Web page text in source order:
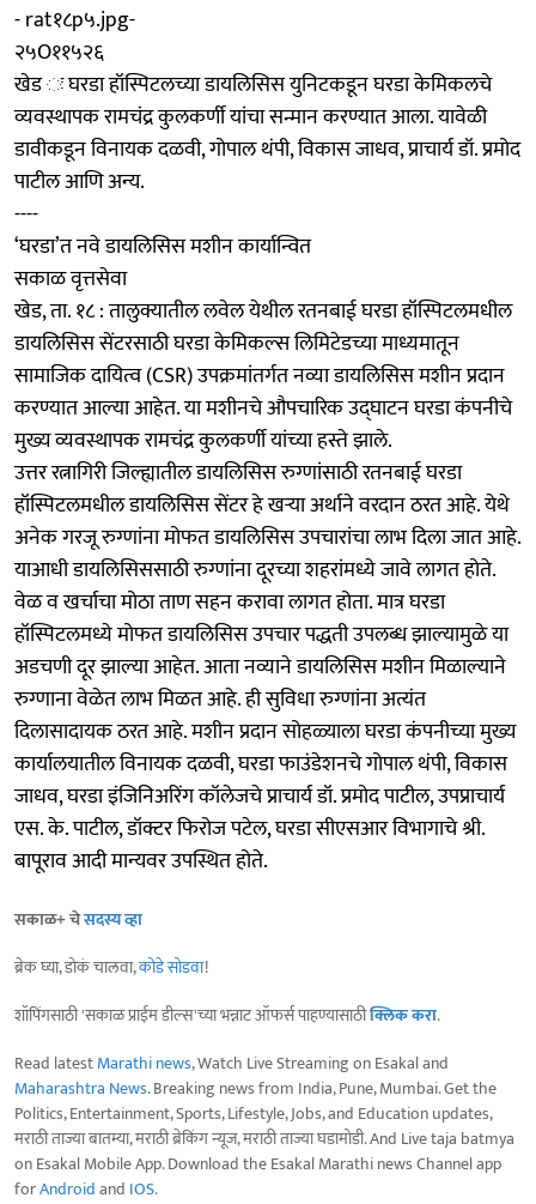
- rat१८p५.jpg-
२५O११५२६
खेड ः घरडा हॉस्पिटलच्या डायलिसिस युनिटकडून घरडा केमिकलचे
व्यवस्थापक रामचंद्र कुलकर्णी यांचा सन्मान करण्यात आला. यावेळी
डावीकडून विनायक दळवी, गोपाल थंपी, विकास जाधव, प्राचार्य डॉ. प्रमोद
पाटील आणि अन्य.
----
‘घरडा’त नवे डायलिसिस मशीन कार्यान्वित
सकाळ वृत्तसेवा
खेड, ता. १८ : तालुक्यातील लवेल येथील रतनबाई घरडा हॉस्पिटलमधील
डायलिसिस सेंटरसाठी घरडा केमिकल्स लिमिटेडच्या माध्यमातून
सामाजिक दायित्व (CSR) उपक्रमांतर्गत नव्या डायलिसिस मशीन प्रदान
करण्यात आल्या आहेत. या मशीनचे औपचारिक उद्‍घाटन घरडा कंपनीचे
मुख्य व्यवस्थापक रामचंद्र कुलकर्णी यांच्या हस्ते झाले.
उत्तर रत्नागिरी जिल्ह्यातील डायलिसिस रुग्णांसाठी रतनबाई घरडा
हॉस्पिटलमधील डायलिसिस सेंटर हे खऱ्या अर्थाने वरदान ठरत आहे. येथे
अनेक गरजू रुग्णांना मोफत डायलिसिस उपचारांचा लाभ दिला जात आहे.
याआधी डायलिसिससाठी रुग्णांना दूरच्या शहरांमध्ये जावे लागत होते.
वेळ व खर्चाचा मोठा ताण सहन करावा लागत होता. मात्र घरडा
हॉस्पिटलमध्ये मोफत डायलिसिस उपचार पद्धती उपलब्ध झाल्यामुळे या
अडचणी दूर झाल्या आहेत. आता नव्याने डायलिसिस मशीन मिळाल्याने
रुग्णाना वेळेत लाभ मिळत आहे. ही सुविधा रुग्णांना अत्यंत
दिलासादायक ठरत आहे. मशीन प्रदान सोहळ्याला घरडा कंपनीच्या मुख्य
कार्यालयातील विनायक दळवी, घरडा फाउंडेशनचे गोपाल थंपी, विकास
जाधव, घरडा इंजिनिअरिंग कॉलेजचे प्राचार्य डॉ. प्रमोद पाटील, उपप्राचार्य
एस. के. पाटील, डॉक्टर फिरोज पटेल, घरडा सीएसआर विभागाचे श्री.
बापूराव आदी मान्यवर उपस्थित होते.
सकाळ+ चेसदस्य व्हा
ब्रेक घ्या, डोकं चालवा,कोडे सोडवा!
शॉपिंगसाठी 'सकाळ प्राईम डील्स'च्या भन्नाट ऑफर्स पाहण्यासाठीक्लिक करा.
Read latestMarathi news, Watch Live Streaming on Esakal and
Maharashtra News. Breaking news from India, Pune, Mumbai. Get the
Politics, Entertainment, Sports, Lifestyle, Jobs, and Education updates,
मराठी ताज्या बातम्या, मराठी ब्रेकिंग न्यूज, मराठी ताज्या घडामोडी. And Live taja batmya
on Esakal Mobile App. Download the Esakal Marathi news Channel app
forAndroidand IOS.